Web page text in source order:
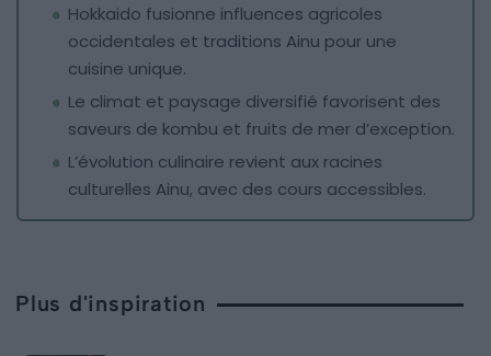
Hokkaido fusionne influences agricoles
occidentales et traditions Ainu pour une
cuisine unique.
Le climat et paysage diversifié favorisent des
saveurs de kombu et fruits de mer d’exception.
L’évolution culinaire revient aux racines
culturelles Ainu, avec des cours accessibles.
Plus d'inspiration